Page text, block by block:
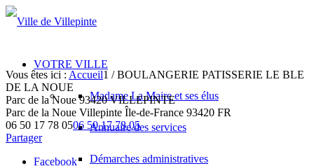
VOTRE VILLE
Madame La Maire et ses élus
Annuaire des services
Démarches administratives
Vous êtes ici : Accueil1 / BOULANGERIE PATISSERIE LE BLE
DE LA NOUE
Parc de la Noue 93420 VILLEPINTE
Parc de la Noue Villepinte Île-de-France 93420 FR
06 50 17 78 0506 50 17 78 05
Partager
Facebook